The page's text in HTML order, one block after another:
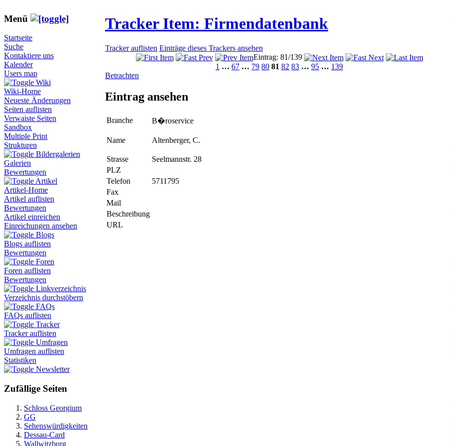
Menü
Startseite
Suche
Kontaktiere uns
Kalender
Users map
Wiki
Wiki-Home
Neueste Änderungen
Seiten auflisten
Verwaiste Seiten
Sandbox
Multiple Print
Strukturen
Bildergalerien
Galerien
Bewertungen
Artikel
Artikel-Home
Artikel auflisten
Bewertungen
Artikel einreichen
Einreichungen ansehen
Blogs
Blogs auflisten
Bewertungen
Foren
Foren auflisten
Bewertungen
Linkverzeichnis
Verzeichnis durchstöbern
FAQs
FAQs auflisten
Tracker
Tracker auflisten
Umfragen
Umfragen auflisten
Statistiken
Newsletter
Zufällige Seiten
Schloss Georgium
GG
Sehenswürdigkeiten
Dessau-Card
Wallwitzburg
Tracker Item: Firmendatenbank
Tracker auflisten Einträge dieses Trackers ansehen
Eintrag: 81/139
1 … 67 … 79 80 81 82 83 … 95 … 139
Betrachten
Eintrag ansehen
Branche B�roservice
Name Altenberger, C.
Strasse
Seelmannstr. 28
PLZ
Telefon
5711795
Fax
Mail
Beschreibung
URL